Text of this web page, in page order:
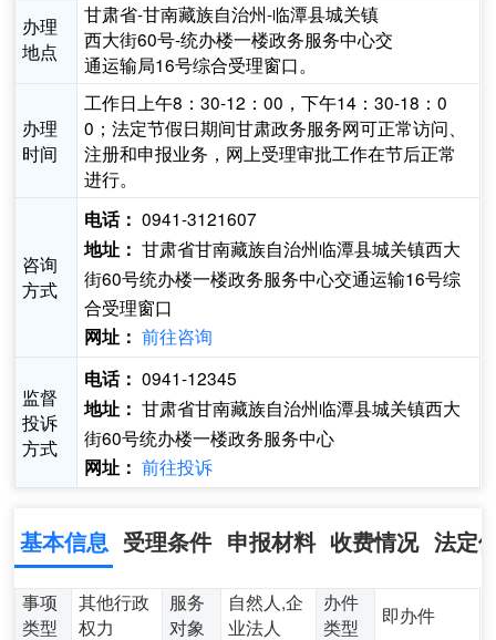
办理
地点
甘肃省-甘南藏族自治州-临潭县城关镇
西大街60号-统办楼一楼政务服务中心交
通运输局16号综合受理窗口。
办理
时间
工作日上午8：30-12：00，下午14：30-18：0
0；法定节假日期间甘肃政务服务网可正常访问、
注册和申报业务，网上受理审批工作在节后正常
进行。
咨询
方式
电话： 0941-3121607
地址： 甘肃省甘南藏族自治州临潭县城关镇西大
街60号统办楼一楼政务服务中心交通运输16号综
合受理窗口
网址： 前往咨询
监督
投诉
方式
电话： 0941-12345
地址： 甘肃省甘南藏族自治州临潭县城关镇西大
街60号统办楼一楼政务服务中心
网址： 前往投诉
基本信息 受理条件 申报材料 收费情况 法定
事项
类型
其他行政
权力
服务
对象
自然人,企
业法人
办件
类型
即办件